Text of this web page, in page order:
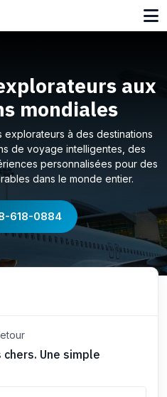
aux
mondiales
à des destinations
de voyage intelligentes, des
personnalisées pour des
dans le monde entier.
618-0884
Une simple